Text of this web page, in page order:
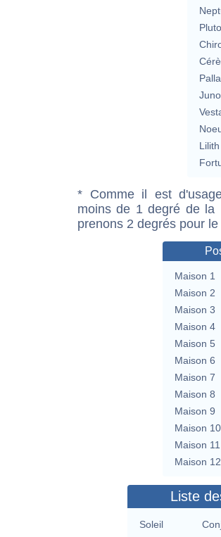
Lilith
* Comme il est
moins de 1 degré de la
prenons 2 degrés pour
Maison 1
Maison 2
Maison 3
Maison 4
Maison 5
Maison 6
Maison 7
Maison 8
Maison 9
Maison 10
Maison 11
Maison 12
Liste
Soleil